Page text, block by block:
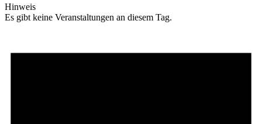
Hinweis
Es gibt keine Veranstaltungen an diesem Tag.